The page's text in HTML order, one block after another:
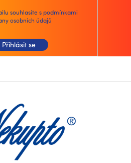
souhlasíte spodmínkami
osobních údajů
Přihlásit se